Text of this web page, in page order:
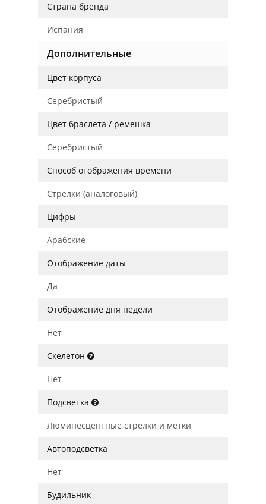
Страна бренда
Испания
Дополнительные
Цвет корпуса
Серебристый
Цвет браслета / ремешка
Серебристый
Способ отображения времени
Стрелки (аналоговый)
Цифры
Арабские
Отображение даты
Да
Отображение дня недели
Нет
Скелетон
Нет
Подсветка
Люминесцентные стрелки и метки
Автоподсветка
Нет
Будильник